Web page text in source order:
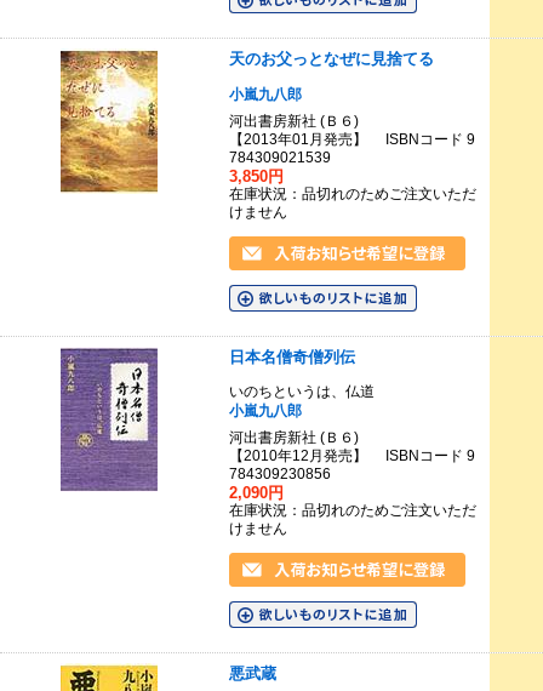
天のお父っとなぜに見捨てる
小嵐九八郎
河出書房新社 (Ｂ６)
【2013年01月発売】 ISBNコード 9
784309021539
3,850円
在庫状況：品切れのためご注文いただ
けません
日本名僧奇僧列伝
いのちというは、仏道
小嵐九八郎
河出書房新社 (Ｂ６)
【2010年12月発売】 ISBNコード 9
784309230856
2,090円
在庫状況：品切れのためご注文いただ
けません
悪武蔵